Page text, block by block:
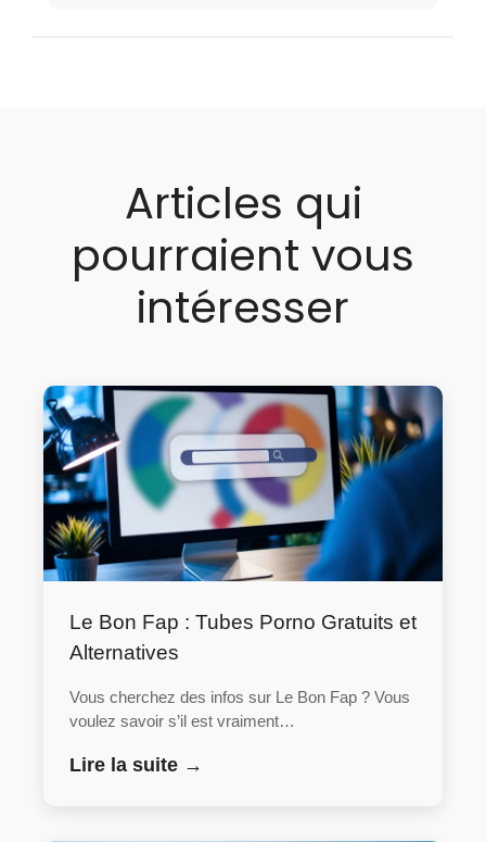
Articles qui
pourraient vous
intéresser
Le Bon Fap : Tubes Porno Gratuits et
Alternatives
Vous cherchez des infos sur Le Bon Fap ? Vous
voulez savoir s’il est vraiment…
Lire la suite →